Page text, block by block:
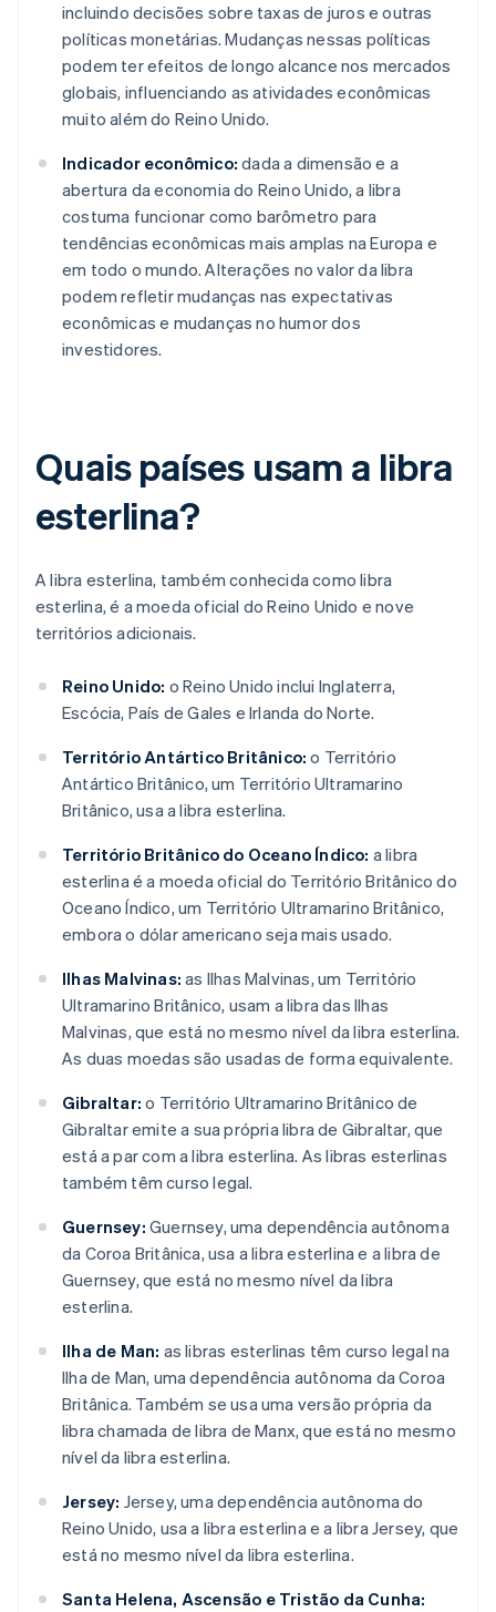
incluindo decisões sobre taxas de juros e outras
políticas monetárias. Mudanças nessas políticas
podem ter efeitos de longo alcance nos mercados
globais, influenciando as atividades econômicas
muito além do Reino Unido.
Indicador econômico: dada a dimensão e a
abertura da economia do Reino Unido, a libra
costuma funcionar como barômetro para
tendências econômicas mais amplas na Europa e
em todo o mundo. Alterações no valor da libra
podem refletir mudanças nas expectativas
econômicas e mudanças no humor dos
investidores.
Quais países usam a libra
esterlina?
A libra esterlina, também conhecida como libra
esterlina, é a moeda oficial do Reino Unido e nove
territórios adicionais.
Reino Unido: o Reino Unido inclui Inglaterra,
Escócia, País de Gales e Irlanda do Norte.
Território Antártico Britânico: o Território
Antártico Britânico, um Território Ultramarino
Britânico, usa a libra esterlina.
Território Britânico do Oceano Índico: a libra
esterlina é a moeda oficial do Território Britânico do
Oceano Índico, um Território Ultramarino Britânico,
embora o dólar americano seja mais usado.
Ilhas Malvinas: as Ilhas Malvinas, um Território
Ultramarino Britânico, usam a libra das Ilhas
Malvinas, que está no mesmo nível da libra esterlina.
As duas moedas são usadas de forma equivalente.
Gibraltar: o Território Ultramarino Britânico de
Gibraltar emite a sua própria libra de Gibraltar, que
está a par com a libra esterlina. As libras esterlinas
também têm curso legal.
Guernsey: Guernsey, uma dependência autônoma
da Coroa Britânica, usa a libra esterlina e a libra de
Guernsey, que está no mesmo nível da libra
esterlina.
Ilha de Man: as libras esterlinas têm curso legal na
Ilha de Man, uma dependência autônoma da Coroa
Britânica. Também se usa uma versão própria da
libra chamada de libra de Manx, que está no mesmo
nível da libra esterlina.
Jersey: Jersey, uma dependência autônoma do
Reino Unido, usa a libra esterlina e a libra Jersey, que
está no mesmo nível da libra esterlina.
Santa Helena, Ascensão e Tristão da Cunha: